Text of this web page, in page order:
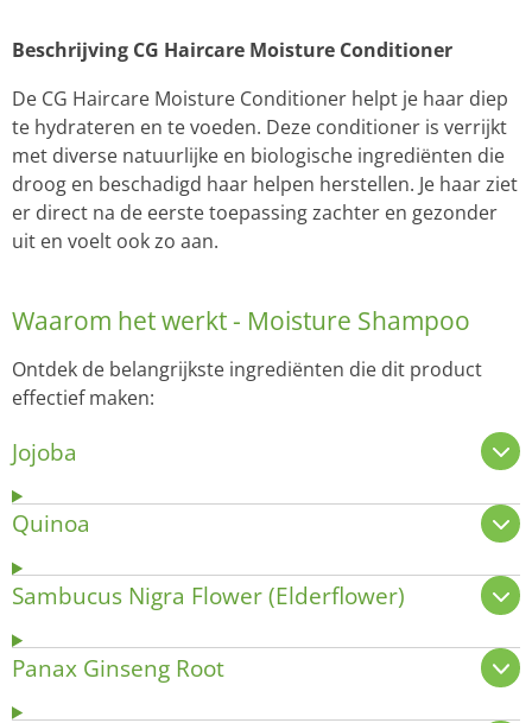
Beschrijving CG Haircare Moisture Conditioner
De CG Haircare Moisture Conditioner helpt je haar diep
te hydrateren en te voeden. Deze conditioner is verrijkt
met diverse natuurlijke en biologische ingrediënten die
droog en beschadigd haar helpen herstellen. Je haar ziet
er direct na de eerste toepassing zachter en gezonder
uit en voelt ook zo aan.
Waarom het werkt - Moisture Shampoo
Ontdek de belangrijkste ingrediënten die dit product
effectief maken:
Jojoba
Quinoa
Sambucus Nigra Flower (Elderflower)
Panax Ginseng Root